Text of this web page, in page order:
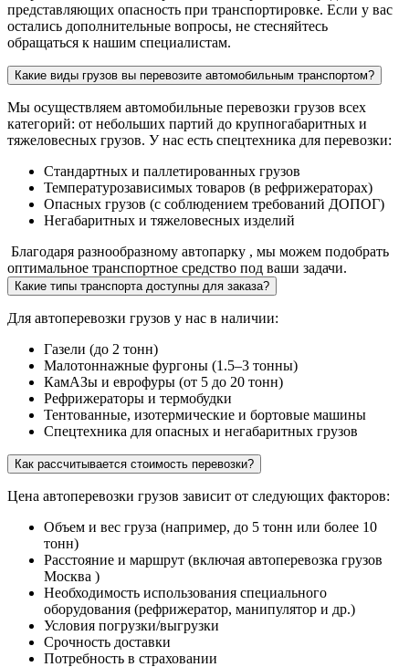
представляющих опасность при транспортировке. Если у вас
остались дополнительные вопросы, не стесняйтесь
обращаться к нашим специалистам.
Какие виды грузов вы перевозите автомобильным транспортом?
Мы осуществляем автомобильные перевозки грузов всех
категорий: от небольших партий до крупногабаритных и
тяжеловесных грузов. У нас есть спецтехника для перевозки:
Стандартных и паллетированных грузов
Температурозависимых товаров (в рефрижераторах)
Опасных грузов (с соблюдением требований ДОПОГ)
Негабаритных и тяжеловесных изделий
Благодаря разнообразному автопарку , мы можем подобрать
оптимальное транспортное средство под ваши задачи.
Какие типы транспорта доступны для заказа?
Для автоперевозки грузов у нас в наличии:
Газели (до 2 тонн)
Малотоннажные фургоны (1.5–3 тонны)
КамАЗы и еврофуры (от 5 до 20 тонн)
Рефрижераторы и термобудки
Тентованные, изотермические и бортовые машины
Спецтехника для опасных и негабаритных грузов
Как рассчитывается стоимость перевозки?
Цена автоперевозки грузов зависит от следующих факторов:
Объем и вес груза (например, до 5 тонн или более 10
тонн)
Расстояние и маршрут (включая автоперевозка грузов
Москва )
Необходимость использования специального
оборудования (рефрижератор, манипулятор и др.)
Условия погрузки/выгрузки
Срочность доставки
Потребность в страховании